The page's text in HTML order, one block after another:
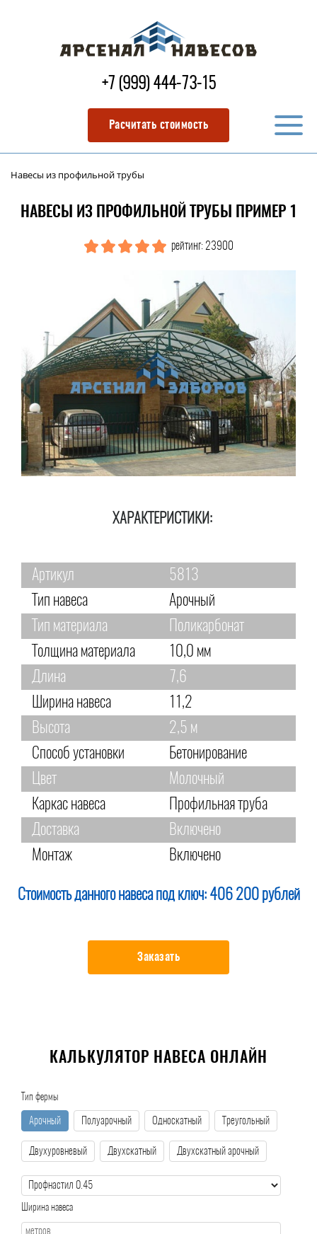
+7 (999) 444-73-15
Расчитать стоимость
Навесы из профильной трубы
НАВЕСЫ ИЗ ПРОФИЛЬНОЙ ТРУБЫ ПРИМЕР 1
рейтинг: 23900
ХАРАКТЕРИСТИКИ:
Артикул
5813
Тип навеса
Арочный
Тип материала
Поликарбонат
Толщина материала
10,0 мм
Длина
7,6
Ширина навеса
11,2
Высота
2,5 м
Способ установки
Бетонирование
Цвет
Молочный
Каркас навеса
Профильная труба
Доставка
Включено
Монтаж
Включено
Стоимость данного навеса под ключ: 406 200 рублей
Заказать
КАЛЬКУЛЯТОР НАВЕСА ОНЛАЙН
Тип фермы
Арочный Полуарочный Односкатный Треугольный
Двухуровневый Двухскатный Двухскатный арочный
Ширина навеса